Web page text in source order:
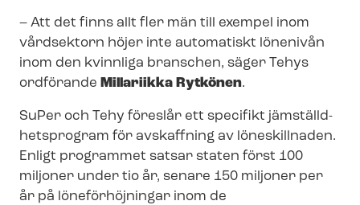
– Att det finns allt fler män till exempel inom
vårdsektorn höjer inte automatiskt lönenivån
inom den kvinnliga branschen, säger Tehys
ordförande Millariikka Rytkönen.
SuPer och Tehy föreslår ett specifikt jäm­ställd­
hets­pro­gram för avskaffning av löneskillnaden.
Enligt programmet satsar staten först 100
miljoner under tio år, senare 150 miljoner per
år på löneförhöjningar inom de